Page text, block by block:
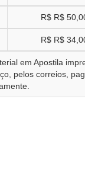
R$ R$
R$ R$
em Apostila
pelos correios,